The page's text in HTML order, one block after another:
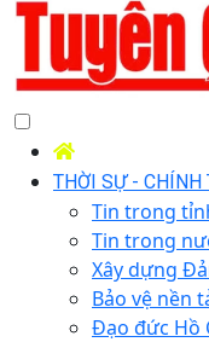
THỜI SỰ - CHÍNH
Tin trong
Tin trong
Xây dựng
Bảo vệ nền
Đạo đức Hồ